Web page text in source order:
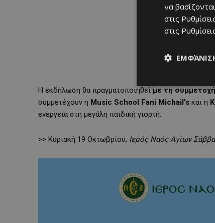
Η εκδήλωση θα πραγματοποιηθείμε τη
συμμετέχουν η Music School Fani Michail’s και η
ενέργεια στη μεγάλη παιδική γιορτή.
>> Κυριακή 19 Οκτωβρίου, Ιερός Ναός Αγίων
να
στις
στις